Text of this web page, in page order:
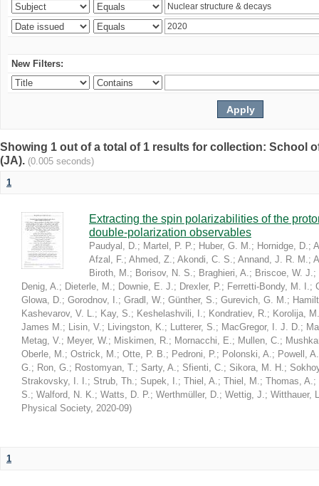
New Filters:
Showing 1 out of a total of 1 results for collection: School
(JA). (0.005 seconds)
1
Extracting the spin polarizabilities of the
double-polarization observables
Paudyal, D.; Martel, P. P.; Huber, G. M.; Hornidge, D.;
Afzal, F.; Ahmed, Z.; Akondi, C. S.; Annand, J. R. M.;
Biroth, M.; Borisov, N. S.; Braghieri, A.; Briscoe, W. J.;
Denig, A.; Dieterle, M.; Downie, E. J.; Drexler, P.; Ferretti-Bondy, M. I.;
Glowa, D.; Gorodnov, I.; Gradl, W.; Günther, S.; Gurevich, G. M.;
Kashevarov, V. L.; Kay, S.; Keshelashvili, I.; Kondratiev, R.; Korolija, M.
James M.; Lisin, V.; Livingston, K.; Lutterer, S.; MacGregor, I. J. D.;
Metag, V.; Meyer, W.; Miskimen, R.; Mornacchi, E.; Mullen, C.;
Oberle, M.; Ostrick, M.; Otte, P. B.; Pedroni, P.; Polonski, A.; Powell, A.
G.; Ron, G.; Rostomyan, T.; Sarty, A.; Sfienti, C.; Sikora, M. H.;
Strakovsky, I. I.; Strub, Th.; Supek, I.; Thiel, A.; Thiel, M.; Thomas, A.;
S.; Walford, N. K.; Watts, D. P.; Werthmüller, D.; Wettig, J.; Witthauer,
Physical Society, 2020-09)
1